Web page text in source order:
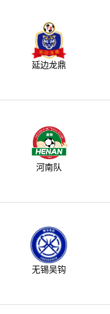
延边龙鼎
河南队
无锡吴钩